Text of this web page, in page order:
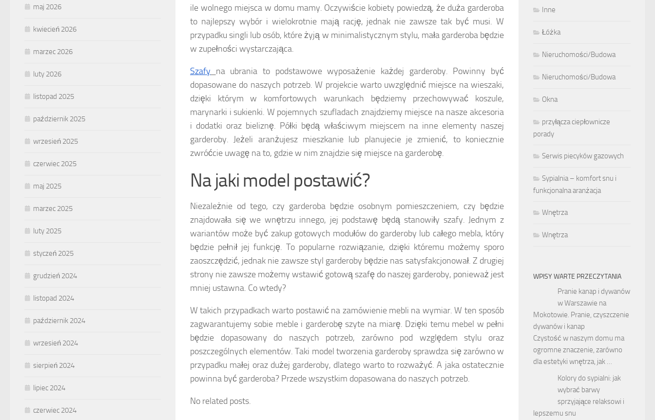
ile wolnego miejsca w domu mamy. Oczywiście kobiety powiedzą, że duża garderoba
to najlepszy wybór i wielokrotnie mają rację, jednak nie zawsze tak być musi. W
przypadku singli lub osób, które żyją w minimalistycznym stylu, mała garderoba będzie
w zupełności wystarczająca.
Szafy na ubrania to podstawowe wyposażenie każdej garderoby. Powinny być
dopasowane do naszych potrzeb. W projekcie warto uwzględnić miejsce na wieszaki,
dzięki którym w komfortowych warunkach będziemy przechowywać koszule,
marynarki i sukienki. W pojemnych szufladach znajdziemy miejsce na nasze akcesoria
i dodatki oraz bieliznę. Półki będą właściwym miejscem na inne elementy naszej
garderoby. Jeżeli aranżujesz mieszkanie lub planujecie je zmienić, to koniecznie
zwróćcie uwagę na to, gdzie w nim znajdzie się miejsce na garderobę.
Na jaki model postawić?
Niezależnie od tego, czy garderoba będzie osobnym pomieszczeniem, czy będzie
znajdowała się we wnętrzu innego, jej podstawę będą stanowiły szafy. Jednym z
wariantów może być zakup gotowych modułów do garderoby lub całego mebla, który
będzie pełnił jej funkcję. To popularne rozwiązanie, dzięki któremu możemy sporo
zaoszczędzić, jednak nie zawsze styl garderoby będzie nas satysfakcjonował. Z drugiej
strony nie zawsze możemy wstawić gotową szafę do naszej garderoby, ponieważ jest
mniej ustawna. Co wtedy?
W takich przypadkach warto postawić na zamówienie mebli na wymiar. W ten sposób
zagwarantujemy sobie meble i garderobę szyte na miarę. Dzięki temu mebel w pełni
będzie dopasowany do naszych potrzeb, zarówno pod względem stylu oraz
poszczególnych elementów. Taki model tworzenia garderoby sprawdza się zarówno w
przypadku małej oraz dużej garderoby, dlatego warto to rozważyć. A jaka ostatecznie
powinna być garderoba? Przede wszystkim dopasowana do naszych potrzeb.
No related posts.
maj 2026
kwiecień 2026
marzec 2026
luty 2026
listopad 2025
październik 2025
wrzesień 2025
czerwiec 2025
maj 2025
marzec 2025
luty 2025
styczeń 2025
grudzień 2024
listopad 2024
październik 2024
wrzesień 2024
sierpień 2024
lipiec 2024
czerwiec 2024
Inne
Łóżka
Nieruchomości/Budowa
Nieruchomości/Budowa
Okna
przyłącza ciepłownicze
porady
Serwis piecyków gazowych
Sypialnia – komfort snu i
funkcjonalna aranżacja
Wnętrza
Wnętrza
WPISY WARTE PRZECZYTANIA
Pranie kanap i dywanów
w Warszawie na
Mokotowie. Pranie, czyszczenie
dywanów i kanap
Czystość w naszym domu ma
ogromne znaczenie, zarówno
dla estetyki wnętrza, jak …
Kolory do sypialni: jak
wybrać barwy
sprzyjające relaksowi i
lepszemu snu